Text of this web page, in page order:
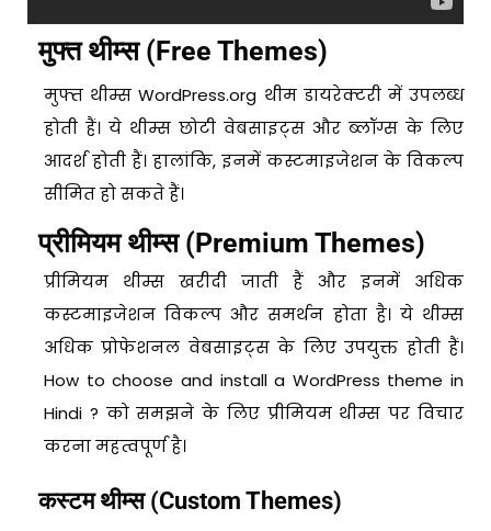
मुफ्त थीम्स (Free Themes)
मुफ्त थीम्स WordPress.org थीम डायरेक्टरी में उपलब्ध
होती हैं। ये थीम्स छोटी वेबसाइट्स और ब्लॉग्स के लिए
आदर्श होती हैं। हालांकि, इनमें कस्टमाइजेशन के विकल्प
सीमित हो सकते हैं।
प्रीमियम थीम्स (Premium Themes)
प्रीमियम थीम्स खरीदी जाती हैं और इनमें अधिक
कस्टमाइजेशन विकल्प और समर्थन होता है। ये थीम्स
अधिक प्रोफेशनल वेबसाइट्स के लिए उपयुक्त होती हैं।
How to choose and install a WordPress theme in
Hindi ? को समझने के लिए प्रीमियम थीम्स पर विचार
करना महत्वपूर्ण है।
कस्टम थीम्स (Custom Themes)